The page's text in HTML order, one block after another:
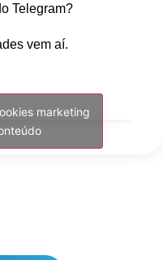
Telegram?
vem aí.
marketing